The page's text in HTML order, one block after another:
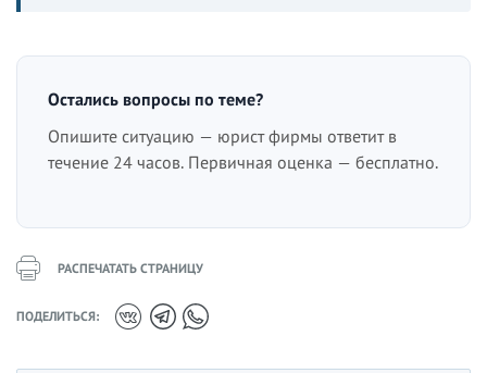
Остались вопросы по теме?
Опишите ситуацию — юрист фирмы ответит в
течение 24 часов. Первичная оценка — бесплатно.
РАСПЕЧАТАТЬ СТРАНИЦУ
ПОДЕЛИТЬСЯ: